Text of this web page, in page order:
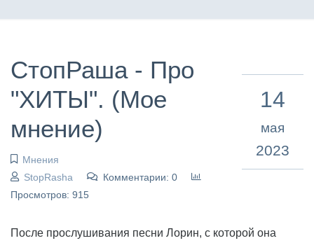
СтопРаша - Про
"ХИТЫ". (Мое
мнение)
Мнения
StopRasha
Комментарии: 0
Просмотров: 915
14
мая
2023
После прослушивания песни Лорин, с которой она